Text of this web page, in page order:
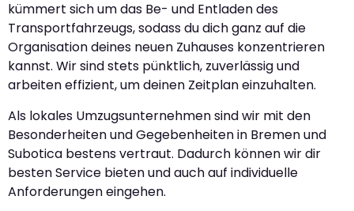
kümmert sich um das Be- und Entladen des
Transportfahrzeugs, sodass du dich ganz auf die
Organisation deines neuen Zuhauses konzentrieren
kannst. Wir sind stets pünktlich, zuverlässig und
arbeiten effizient, um deinen Zeitplan einzuhalten.
Als lokales Umzugsunternehmen sind wir mit den
Besonderheiten und Gegebenheiten in Bremen und
Subotica bestens vertraut. Dadurch können wir dir
besten Service bieten und auch auf individuelle
Anforderungen eingehen.